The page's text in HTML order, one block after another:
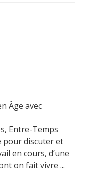
Âge avec
Entre-Temps
pour discuter et
en cours, d’une
on fait vivre ...